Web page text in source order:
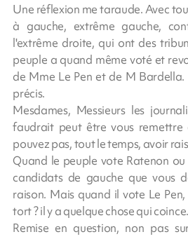
Une réflexion me taraude. Avec
à gauche, extrême gauche,
l'extrême droite, qui ont des
peuple a quand même voté et
de Mme Le Pen et de M Bardella.
précis.
Mesdames, Messieurs les
faudrait peut être vous remettre
pouvez pas, tout le temps, avoir
Quand le peuple vote Ratenon
candidats de gauche que vous
raison. Mais quand il vote Le
tort ? il y a quelque chose qui coince.
Remise en question, non pas